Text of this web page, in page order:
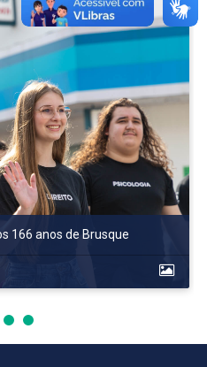
166 anos de Brusque